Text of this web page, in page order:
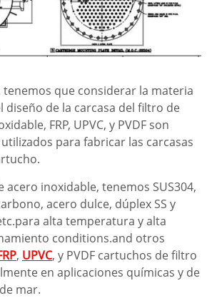
tenemos que considerar la materia
diseño de la carcasa del filtro de
FRP, UPVC, y PVDF son
para fabricar las carcasas
acero inoxidable, tenemos SUS304,
acero dulce, dúplex SS y
alta temperatura y alta
conditions.and otros
, UPVC, y PVDF cartuchos de filtro
en aplicaciones químicas y de
mar.